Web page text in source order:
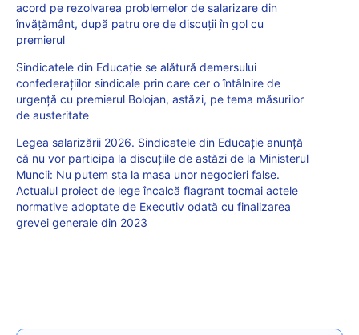
acord pe rezolvarea problemelor de salarizare din
învățământ, după patru ore de discuții în gol cu
premierul
Sindicatele din Educație se alătură demersului
confederațiilor sindicale prin care cer o întâlnire de
urgenţă cu premierul Bolojan, astăzi, pe tema măsurilor
de austeritate
Legea salarizării 2026. Sindicatele din Educație anunță
că nu vor participa la discuțiile de astăzi de la Ministerul
Muncii: Nu putem sta la masa unor negocieri false.
Actualul proiect de lege încalcă flagrant tocmai actele
normative adoptate de Executiv odată cu finalizarea
grevei generale din 2023